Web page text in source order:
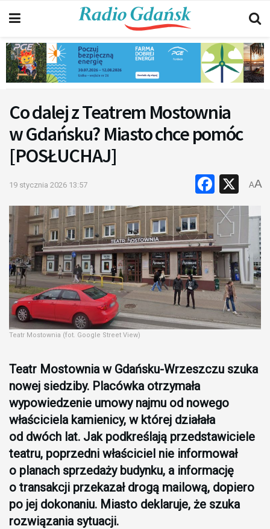
Co dalej z Teatrem Mostownia
w Gdańsku? Miasto chce pomóc
[POSŁUCHAJ]
19 stycznia 2026 13:57 X
AA
Teatr Mostownia (fot. Google Street View)
Teatr Mostownia w Gdańsku-Wrzeszczu szuka
nowej siedziby. Placówka otrzymała
wypowiedzenie umowy najmu od nowego
właściciela kamienicy, w której działała
od dwóch lat. Jak podkreślają przedstawiciele
teatru, poprzedni właściciel nie informował
o planach sprzedaży budynku, a informację
o transakcji przekazał drogą mailową, dopiero
po jej dokonaniu. Miasto deklaruje, że szuka
rozwiązania sytuacji.